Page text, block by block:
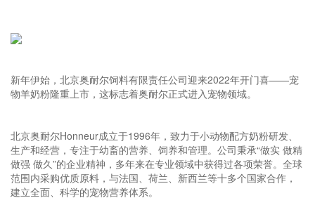
新年伊始，北京奥耐尔饲料有限责任公司迎来2022年开门喜——宠
物羊奶粉隆重上市，这标志着奥耐尔正式进入宠物领域。
北京奥耐尔Honneur成立于1996年，致力于小动物配方奶粉研发、
生产和经营，专注于幼畜的营养、饲养和管理。公司秉承“做实 做精
做强 做久”的企业精神，多年来在专业领域中获得过各项荣誉。全球
范围内采购优质原料，与法国、荷兰、新西兰等十多个国家合作，
建立全面、科学的宠物营养体系。